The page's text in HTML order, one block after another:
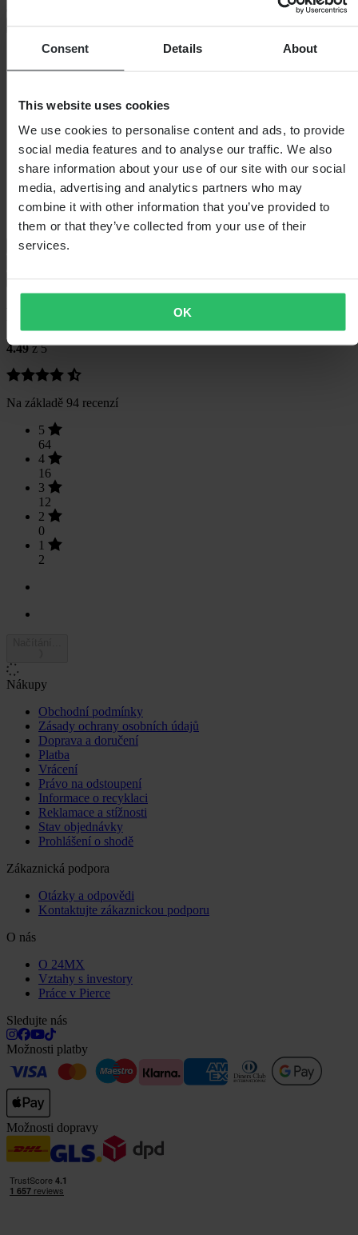
Consent Details About
This website uses cookies
We use cookies to personalise content and ads, to provide
social media features and to analyse our traffic. We also
share information about your use of our site with our social
media, advertising and analytics partners who may
combine it with other information that you’ve provided to
them or that they’ve collected from your use of their
services.
OK
Specifikace
BarvaČerná
Délka balení205
StylSport
0023478.090.062
Hmotnost balení139
IzolaceNe
Výška balení 55
Průvodce velikostmi
Recenze zákazníků (94)
4.49z 5
Na základě 94 recenzí
5
64
4
16
3
12
2
0
1
2
Nákupy
Obchodní podmínky
Zásady ochrany osobních údajů
Doprava a doručení
Platba
Vrácení
Právo na odstoupení
Informace o recyklaci
Reklamace a stížnosti
Stav objednávky
Prohlášení o shodě
Zákaznická podpora
Otázky a odpovědi
Kontaktujte zákaznickou podporu
O nás
O 24MX
Vztahy s investory
Práce v Pierce
Sledujte nás
Možnosti platby
Možnosti dopravy